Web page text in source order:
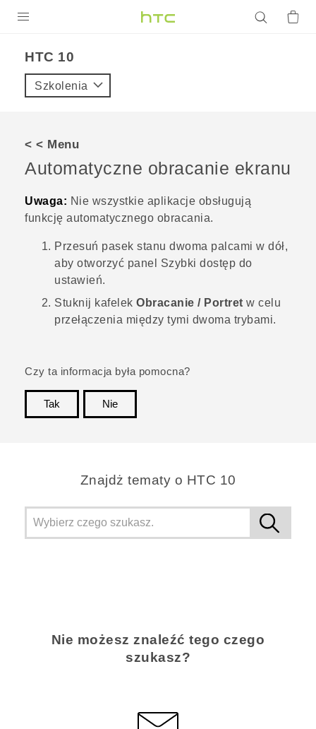
VIVE
POMOC TECHNICZNA
Urządzenia i akcesoria HTC
Zaloguj się
HTC 10‎
Szkolenia
< < Menu
Automatyczne obracanie ekranu
Uwaga: Nie wszystkie aplikacje obsługują
funkcję automatycznego obracania.
Przesuń pasek stanu dwoma palcami w dół,
aby otworzyć panel Szybki dostęp do
ustawień.
Stuknij kafelek Obracanie / Portret w celu
przełączenia między tymi dwoma trybami.
Czy ta informacja była pomocna?
Tak
Nie
Znajdż tematy o HTC 10
Nie możesz znaleźć tego czego
szukasz?